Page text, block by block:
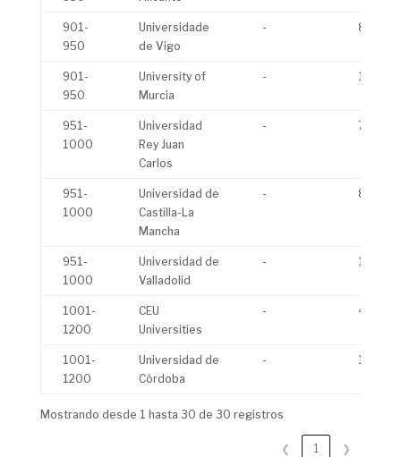
901-
950
Universidade
de Vigo
- 8,3
901-
950
University of
Murcia
- 12,6
951-
1000
Universidad
Rey Juan
Carlos
- 7,3
951-
1000
Universidad de
Castilla-La
Mancha
- 8,9
951-
1000
Universidad de
Valladolid
- 10,3
1001-
1200
CEU
Universities
- 4,5
1001-
1200
Universidad de
Córdoba
- 10,6
Mostrando desde 1 hasta 30 de 30 registros
❮ 1 ❯